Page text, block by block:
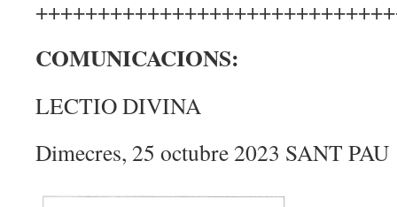
COMUNICACIONS:
LECTIO DIVINA
Dimecres, 25 octubre 2023 SANT PAU